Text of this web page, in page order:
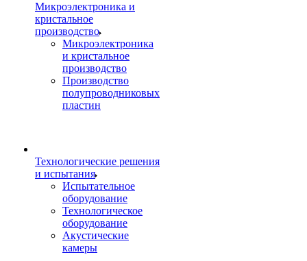
Микроэлектроника и
кристальное
производство
Микроэлектроника
и кристальное
производство
Производство
полупроводниковых
пластин
Технологические решения
и испытания
Испытательное
оборудование
Технологическое
оборудование
Акустические
камеры